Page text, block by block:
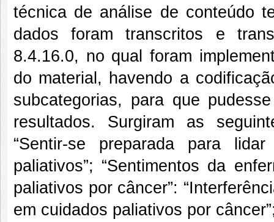
técnica de análise de conteúdo
dados foram transcritos e
8.4.16.0, no qual foram
do material, havendo a
subcategorias, para que
resultados. Surgiram as
“Sentir-se preparada para
paliativos”; “Sentimentos da
paliativos por câncer”:
em cuidados paliativos por